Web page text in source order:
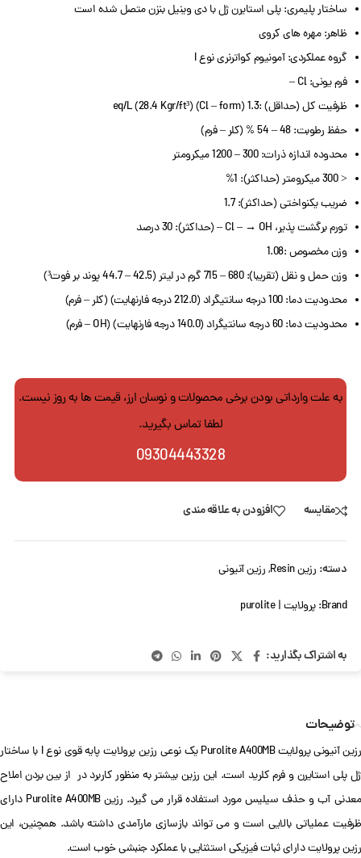
ساختار پلیمری: پلی استایرن ژل با دی وینیل بنزن متصل شده است
ظاهر: مهره های کروی
گروه عملکردی: آمونیوم کواترنری نوع I
فرم یونی: Cl –
ظرفیت کل (حداقل) :1.3 eq/L (28.4 Kgr/ft³) (Cl – form)
حفظ رطوبت: 48 – 54 % (کلر – فرم)
محدوده اندازه ذرات: 300 – 1200 میکرومتر
< 300 میکرومتر (حداکثر): 1%
ضریب یکنواختی (حداکثر): 1.7
تورم برگشت پذیر، Cl – → OH – (حداکثر): 30 درصد
وزن مخصوص :1.08
وزن حمل و نقل (تقریبا): 680 – 715 گرم در لیتر (42.5 – 44.7 پوند بر فوت³)
محدودیت دما: 100 درجه سانتیگراد (212.0 درجه فارنهایت) (کلر – فرم)
محدودیت دما: 60 درجه سانتیگراد (140.0 درجه فارنهایت) (OH – فرم)
به علت وارداتی بودن برخی محصولات و نوسان ارز، قیمت ها به روز نیست.
لطفا تماس بگیرید.
09304443328
مقایسه افزودن به علاقه مندی
دسته: رزین Resin ,رزین آنیونی
Brand: پرولایت | purolite
به اشتراک بگذارید:
توضیحات
رزین آنیونی پرولایت Purolite A400MB یک نوعی رزین پرولایت پایه قوی نوع I با ساختار
ژل پلی استایرن و فرم کلرید است. این رزین بیشتر به منظور کاربرد در از بین بردن املاح
معدنی آب و حذف سیلیس مورد استفاده قرار می گیرد. رزین Purolite A400MB دارای
ظرفیت عملیاتی بالایی است و می تواند بازسازی مارآمدی داشته باشد. همچنین، این
رزین پرولایت دارای ثبات فیزیکی استثنایی با عملکرد جنبشی خوب است.